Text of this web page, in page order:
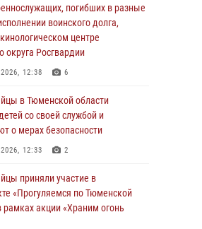
погибших в разные
воинского долга,
центре
округа Росгвардии
12:38 6
в Тюменской области
со своей службой и
о мерах безопасности
12:33 2
приняли участие в
«Прогуляемся по Тюменской
рамках акции «Храним огонь